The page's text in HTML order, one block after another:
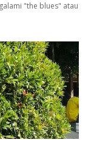
"the blues" atau